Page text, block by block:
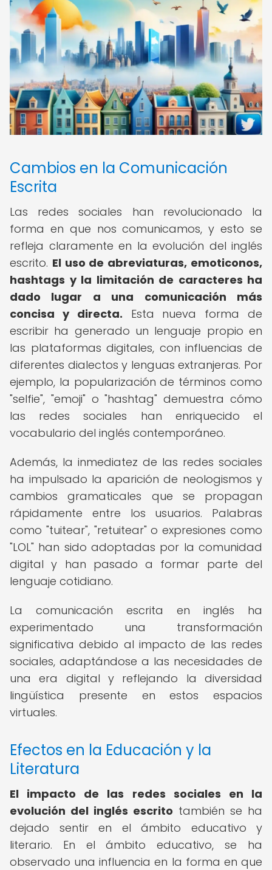
Cambios en la Comunicación
Escrita
Las redes sociales han revolucionado la
forma en que nos comunicamos, y esto se
refleja claramente en la evolución del inglés
escrito. El uso de abreviaturas, emoticonos,
hashtags y la limitación de caracteres ha
dado lugar a una comunicación más
concisa y directa. Esta nueva forma de
escribir ha generado un lenguaje propio en
las plataformas digitales, con influencias de
diferentes dialectos y lenguas extranjeras. Por
ejemplo, la popularización de términos como
"selfie", "emoji" o "hashtag" demuestra cómo
las redes sociales han enriquecido el
vocabulario del inglés contemporáneo.
Además, la inmediatez de las redes sociales
ha impulsado la aparición de neologismos y
cambios gramaticales que se propagan
rápidamente entre los usuarios. Palabras
como "tuitear", "retuitear" o expresiones como
"LOL" han sido adoptadas por la comunidad
digital y han pasado a formar parte del
lenguaje cotidiano.
La comunicación escrita en inglés ha
experimentado una transformación
significativa debido al impacto de las redes
sociales, adaptándose a las necesidades de
una era digital y reflejando la diversidad
lingüística presente en estos espacios
virtuales.
Efectos en la Educación y la
Literatura
El impacto de las redes sociales en la
evolución del inglés escrito también se ha
dejado sentir en el ámbito educativo y
literario. En el ámbito educativo, se ha
observado una influencia en la forma en que